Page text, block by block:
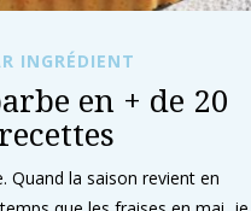
INGRÉDIENT
en + de 20
recettes
Quand la saison revient en